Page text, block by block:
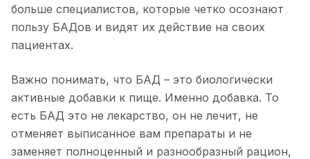
больше специалистов, которые четко осознают
пользу БАДов и видят их действие на своих
пациентах.
Важно понимать, что БАД – это биологически
активные добавки к пище. Именно добавка. То
есть БАД это не лекарство, он не лечит, не
отменяет выписанное вам препараты и не
заменяет полноценный и разнообразный рацион,